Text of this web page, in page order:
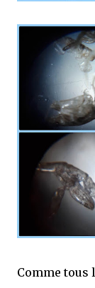
Comme tous